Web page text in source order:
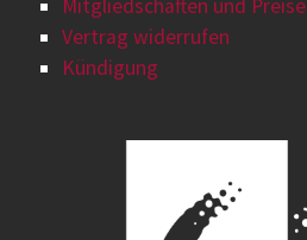
Mitgliedschaften und Preise
Vertrag widerrufen
Kündigung